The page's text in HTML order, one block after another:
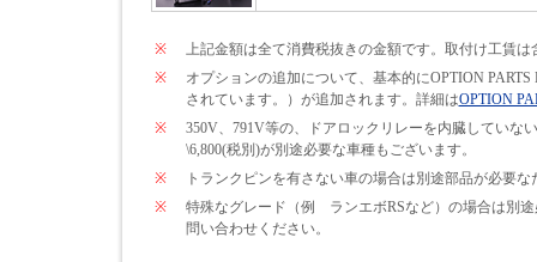
※
上記金額は全て消費税抜きの金額です。取付け工賃は
※
オプションの追加について、基本的にOPTION
されています。）が追加されます。詳細はOPTION
※
350V、791V等の、ドアロックリレーを内臓してい
\6,800(税別)が別途必要な車種もございます。
※
トランクピンを有さない車の場合は別途部品が必要な
※
特殊なグレード（例 ランエボRSなど）の場合は別
問い合わせください。